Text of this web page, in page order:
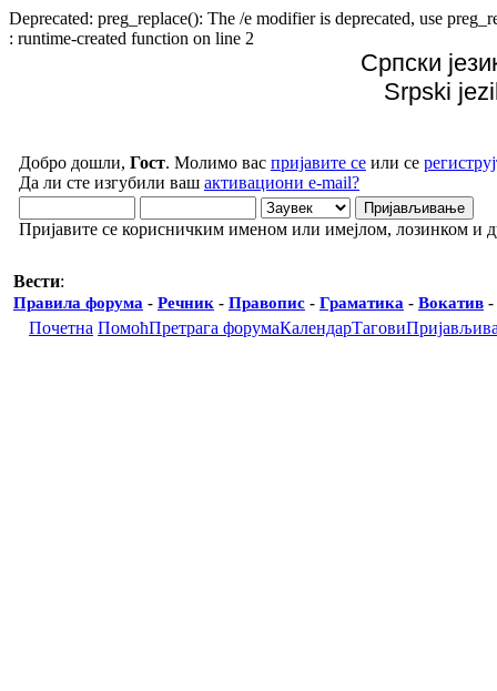
Deprecated: preg_replace(): The /e modifier is deprecated, use
: runtime-created function on line 2
Српски
Srpski
Добро дошли, Гост. Молимо вас пријавите се или се
Да ли сте изгубили ваш активациони e-mail?
Пријавите се корисничким именом или имејлом, лозинком и
Вести:
Правила форума - Речник - Правопис - Граматика - Вокатив -
Почетна ПомоћПретрага форумаКалендарТагови